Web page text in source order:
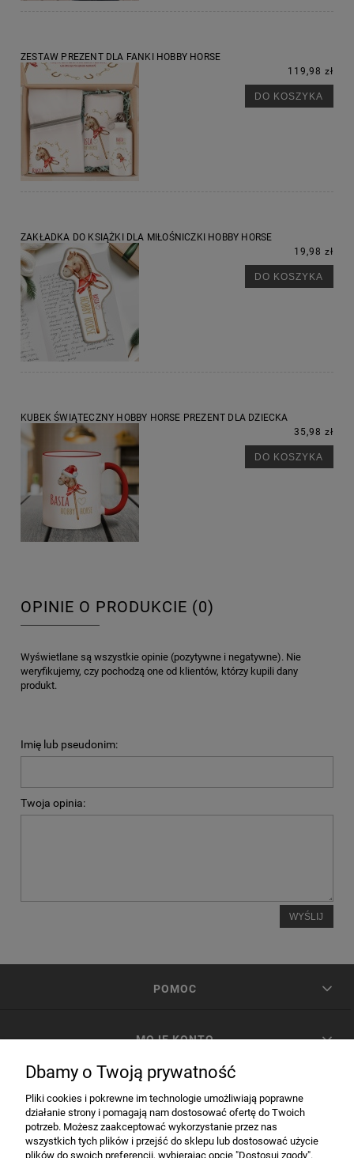
ZESTAW PREZENT DLA FANKI HOBBY HORSE
119,98 zł
DO KOSZYKA
ZAKŁADKA DO KSIĄŻKI DLA MIŁOŚNICZKI HOBBY HORSE
19,98 zł
DO KOSZYKA
KUBEK ŚWIĄTECZNY HOBBY HORSE PREZENT DLA DZIECKA
35,98 zł
DO KOSZYKA
OPINIE O PRODUKCIE (0)
Wyświetlane są wszystkie opinie (pozytywne i negatywne). Nie
weryfikujemy, czy pochodzą one od klientów, którzy kupili dany
produkt.
Imię lub pseudonim:
Twoja opinia:
WYŚLIJ
POMOC
MOJE KONTO
INFORMACJE
Dbamy o Twoją prywatność
Pliki cookies i pokrewne im technologie umożliwiają poprawne
działanie strony i pomagają nam dostosować ofertę do Twoich
potrzeb. Możesz zaakceptować wykorzystanie przez nas
wszystkich tych plików i przejść do sklepu lub dostosować użycie
plików do swoich preferencji, wybierając opcję "Dostosuj zgody".